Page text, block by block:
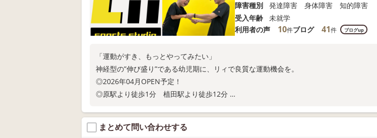
障害種別
発達障害 身体障害 知的障害
受入年齢
未就学
利用者の声
10件ブログ 41件 ブログup
「運動がすき、もっとやってみたい」
神経型の”伸び盛り”である幼児期に、リィで良質な運動機会を。
◎2026年04月OPEN予定！
◎原駅より徒歩1分 植田駅より徒歩12分
お電話またはWEB問い合わせにてお問い合わせください。
まとめて問い合わせする